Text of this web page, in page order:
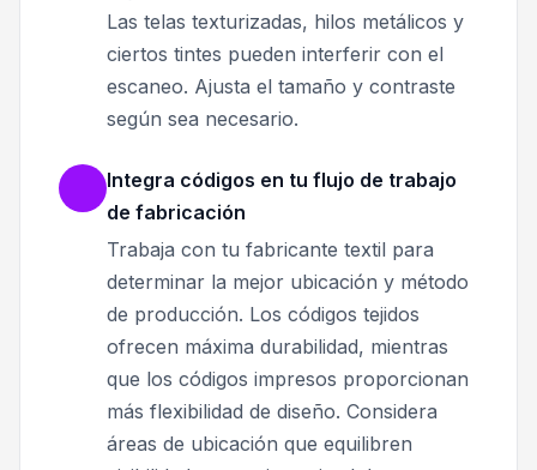
Las telas texturizadas, hilos metálicos y
ciertos tintes pueden interferir con el
escaneo. Ajusta el tamaño y contraste
según sea necesario.
Integra códigos en tu flujo de trabajo
de fabricación
Trabaja con tu fabricante textil para
determinar la mejor ubicación y método
de producción. Los códigos tejidos
ofrecen máxima durabilidad, mientras
que los códigos impresos proporcionan
más flexibilidad de diseño. Considera
áreas de ubicación que equilibren